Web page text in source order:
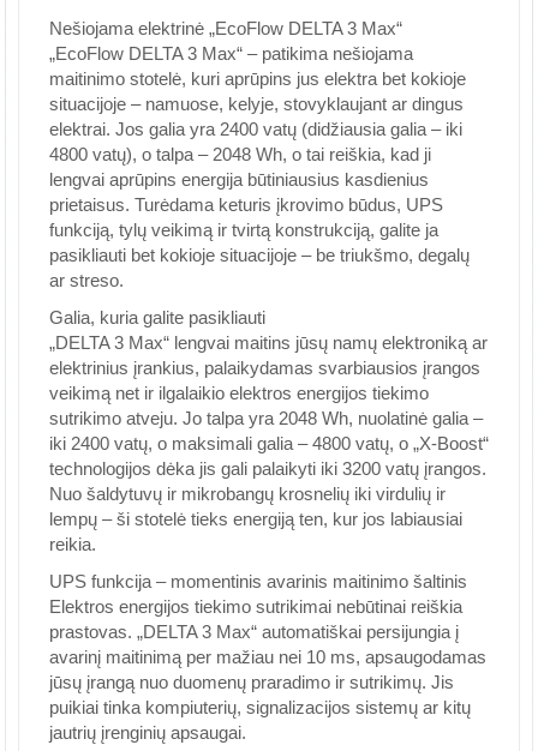
Nešiojama elektrinė „EcoFlow DELTA 3 Max“
„EcoFlow DELTA 3 Max“ – patikima nešiojama
maitinimo stotelė, kuri aprūpins jus elektra bet kokioje
situacijoje – namuose, kelyje, stovyklaujant ar dingus
elektrai. Jos galia yra 2400 vatų (didžiausia galia – iki
4800 vatų), o talpa – 2048 Wh, o tai reiškia, kad ji
lengvai aprūpins energija būtiniausius kasdienius
prietaisus. Turėdama keturis įkrovimo būdus, UPS
funkciją, tylų veikimą ir tvirtą konstrukciją, galite ja
pasikliauti bet kokioje situacijoje – be triukšmo, degalų
ar streso.
Galia, kuria galite pasikliauti
„DELTA 3 Max“ lengvai maitins jūsų namų elektroniką ar
elektrinius įrankius, palaikydamas svarbiausios įrangos
veikimą net ir ilgalaikio elektros energijos tiekimo
sutrikimo atveju. Jo talpa yra 2048 Wh, nuolatinė galia –
iki 2400 vatų, o maksimali galia – 4800 vatų, o „X-Boost“
technologijos dėka jis gali palaikyti iki 3200 vatų įrangos.
Nuo šaldytuvų ir mikrobangų krosnelių iki virdulių ir
lempų – ši stotelė tieks energiją ten, kur jos labiausiai
reikia.
UPS funkcija – momentinis avarinis maitinimo šaltinis
Elektros energijos tiekimo sutrikimai nebūtinai reiškia
prastovas. „DELTA 3 Max“ automatiškai persijungia į
avarinį maitinimą per mažiau nei 10 ms, apsaugodamas
jūsų įrangą nuo duomenų praradimo ir sutrikimų. Jis
puikiai tinka kompiuterių, signalizacijos sistemų ar kitų
jautrių įrenginių apsaugai.